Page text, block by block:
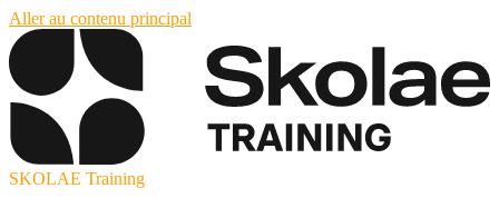
Aller au contenu principal
SKOLAE Training